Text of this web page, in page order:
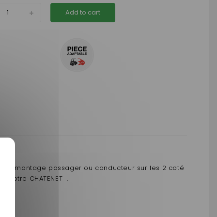
Add to cart
montage passager ou conducteur sur les 2 coté
CHATENET .